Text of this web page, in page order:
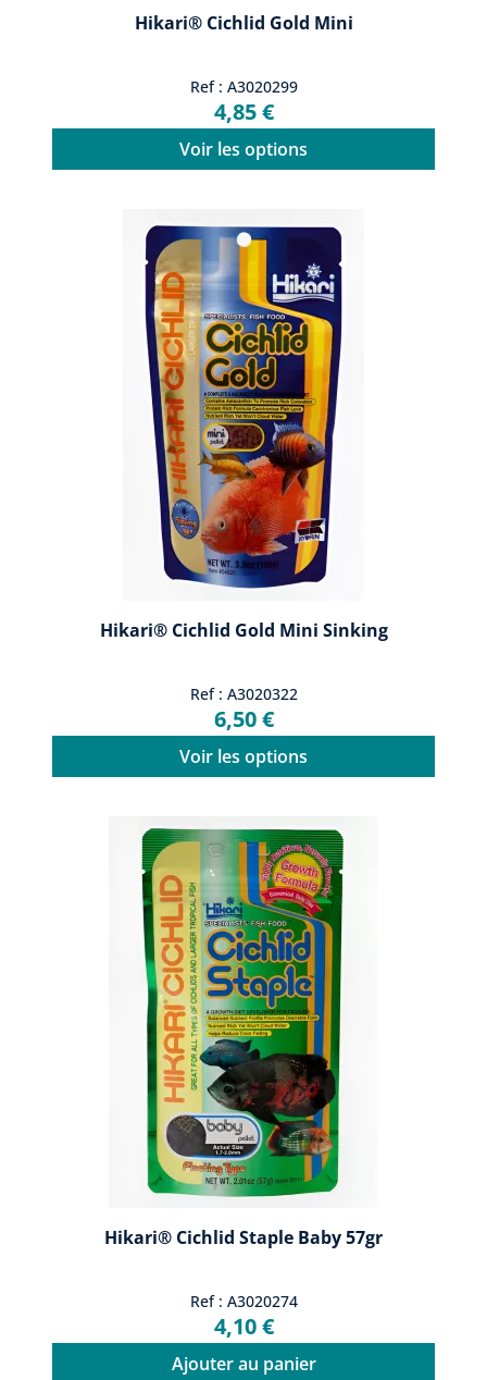
Hikari® Cichlid Gold Mini
Ref : A3020299
4,85 €
Voir les options
Hikari® Cichlid Gold Mini Sinking
Ref : A3020322
6,50 €
Voir les options
Hikari® Cichlid Staple Baby 57gr
Ref : A3020274
4,10 €
Ajouter au panier